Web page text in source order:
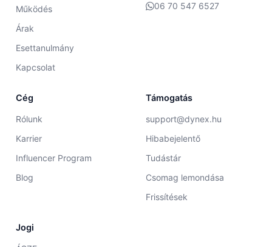
Működés
Árak
Esettanulmány
Kapcsolat
06 70 547 6527
Cég
Rólunk
Karrier
Influencer Program
Blog
Támogatás
support@dynex.hu
Hibabejelentő
Tudástár
Csomag lemondása
Frissítések
Jogi